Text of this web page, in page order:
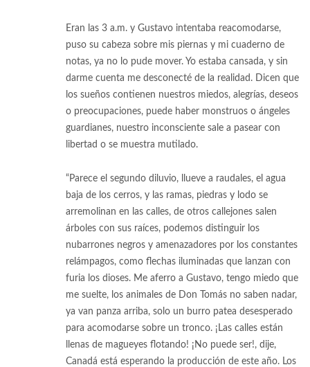
Eran las 3 a.m. y Gustavo intentaba reacomodarse,
puso su cabeza sobre mis piernas y mi cuaderno de
notas, ya no lo pude mover. Yo estaba cansada, y sin
darme cuenta me desconecté de la realidad. Dicen que
los sueños contienen nuestros miedos, alegrías, deseos
o preocupaciones, puede haber monstruos o ángeles
guardianes, nuestro inconsciente sale a pasear con
libertad o se muestra mutilado.
“Parece el segundo diluvio, llueve a raudales, el agua
baja de los cerros, y las ramas, piedras y lodo se
arremolinan en las calles, de otros callejones salen
árboles con sus raíces, podemos distinguir los
nubarrones negros y amenazadores por los constantes
relámpagos, como flechas iluminadas que lanzan con
furia los dioses. Me aferro a Gustavo, tengo miedo que
me suelte, los animales de Don Tomás no saben nadar,
ya van panza arriba, solo un burro patea desesperado
para acomodarse sobre un tronco. ¡Las calles están
llenas de magueyes flotando! ¡No puede ser!, dije,
Canadá está esperando la producción de este año. Los